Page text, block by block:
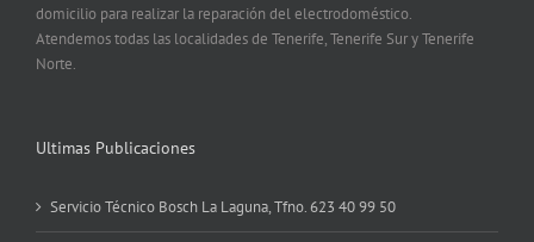
domicilio para realizar la reparación del electrodoméstico.
Atendemos todas las localidades de Tenerife, Tenerife Sur y Tenerife
Norte.
Ultimas Publicaciones
Servicio Técnico Bosch La Laguna, Tfno. 623 40 99 50